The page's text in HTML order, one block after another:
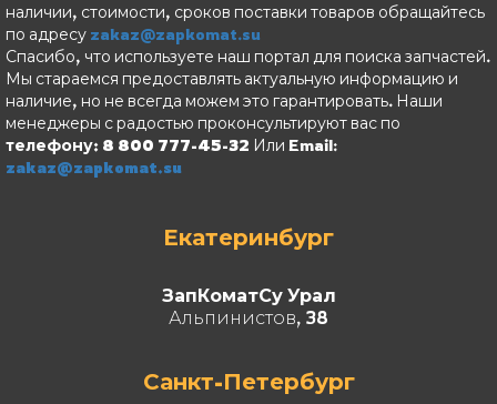
наличии, стоимости, сроков поставки товаров обращайтесь
по адресу zakaz@zapkomat.su
Спасибо, что используете наш портал для поиска запчастей.
Мы стараемся предоставлять актуальную информацию и
наличие, но не всегда можем это гарантировать. Наши
менеджеры с радостью проконсультируют вас по
телефону: 8 800 777-45-32 Или Email:
zakaz@zapkomat.su
Екатеринбург
ЗапКоматСу Урал
Альпинистов, 38
Санкт-Петербург